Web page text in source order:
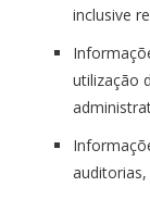
inclusive
utilização